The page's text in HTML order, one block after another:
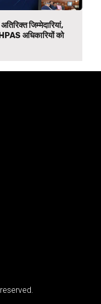
जिम्मेदारियां,
अधिकारियों को